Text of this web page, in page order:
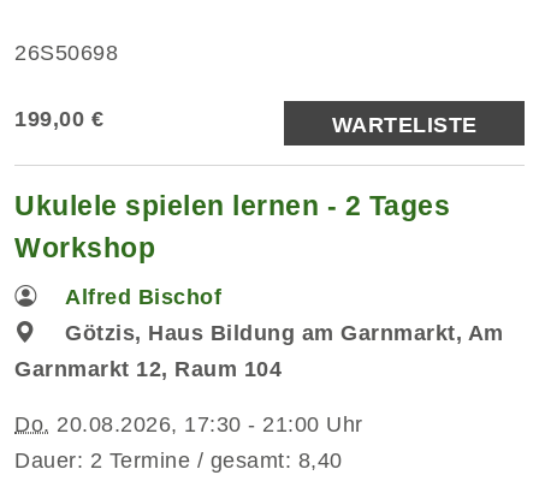
26S50698
199,00 € WARTELISTE
Ukulele spielen lernen - 2 Tages
Workshop
Alfred Bischof
Götzis, Haus Bildung am Garnmarkt, Am
Garnmarkt 12, Raum 104
Do. 20.08.2026, 17:30 - 21:00 Uhr
Dauer: 2 Termine / gesamt: 8,40